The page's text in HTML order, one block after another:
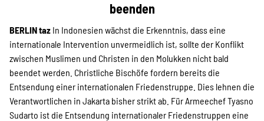
Projekte
Kampagne
beenden
BERLIN taz In Indonesien wächst die Erkenntnis, dass eine
internationale Intervention unvermeidlich ist, sollte der Konflikt
zwischen Muslimen und Christen in den Molukken nicht bald
beendet werden. Christliche Bischöfe fordern bereits die
Entsendung einer internationalen Friedenstruppe. Dies lehnen die
Verantwortlichen in Jakarta bisher strikt ab. Für Armeechef Tyasno
Sudarto ist die Entsendung internationaler Friedenstruppen eine